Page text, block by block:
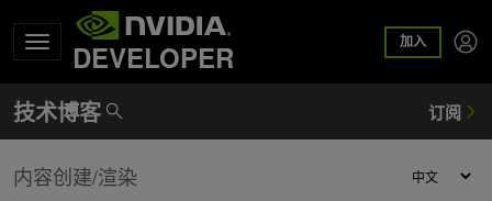
DEVELOPER 加入
内容创建/渲染